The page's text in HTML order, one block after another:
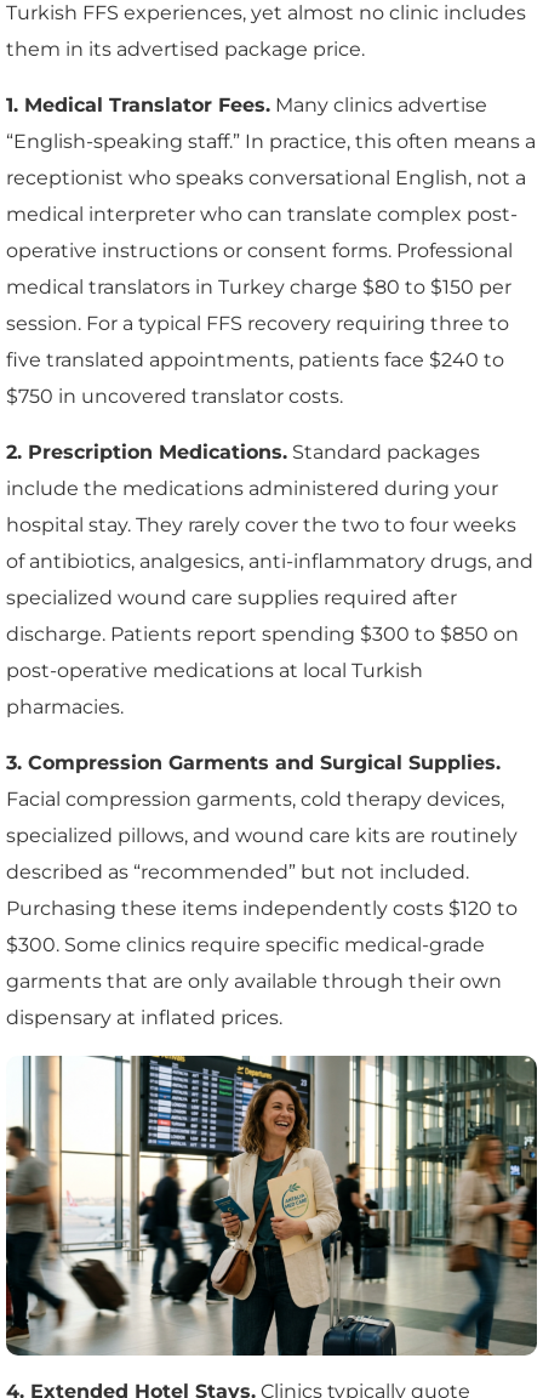
Turkish FFS experiences, yet almost no clinic includes
them in its advertised package price.
1. Medical Translator Fees. Many clinics advertise
“English-speaking staff.” In practice, this often means a
receptionist who speaks conversational English, not a
medical interpreter who can translate complex post-
operative instructions or consent forms. Professional
medical translators in Turkey charge $80 to $150 per
session. For a typical FFS recovery requiring three to
five translated appointments, patients face $240 to
$750 in uncovered translator costs.
2. Prescription Medications. Standard packages
include the medications administered during your
hospital stay. They rarely cover the two to four weeks
of antibiotics, analgesics, anti-inflammatory drugs, and
specialized wound care supplies required after
discharge. Patients report spending $300 to $850 on
post-operative medications at local Turkish
pharmacies.
3. Compression Garments and Surgical Supplies.
Facial compression garments, cold therapy devices,
specialized pillows, and wound care kits are routinely
described as “recommended” but not included.
Purchasing these items independently costs $120 to
$300. Some clinics require specific medical-grade
garments that are only available through their own
dispensary at inflated prices.
4. Extended Hotel Stays. Clinics typically quote